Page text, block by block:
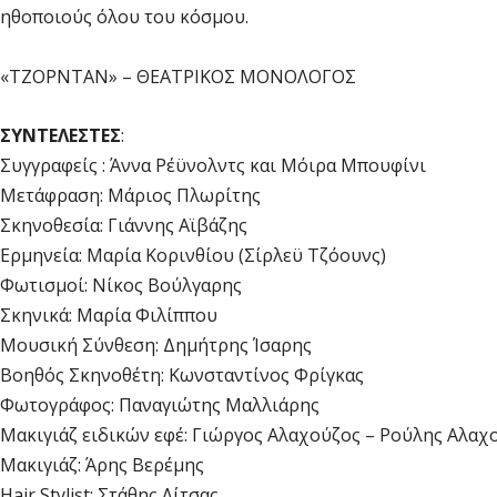
ηθοποιούς όλου του κόσμου.
«ΤΖΟΡΝΤΑΝ» – ΘΕΑΤΡΙΚΟΣ ΜΟΝΟΛΟΓΟΣ
ΣΥΝΤΕΛΕΣΤΕΣ:
Συγγραφείς : Άννα Ρέϋνολντς και Μόιρα Μπουφίνι
Μετάφραση: Μάριος Πλωρίτης
Σκηνοθεσία: Γιάννης Αϊβάζης
Ερμηνεία: Μαρία Κορινθίου (Σίρλεϋ Τζόουνς)
Φωτισμοί: Νίκος Βούλγαρης
Σκηνικά: Μαρία Φιλίππου
Μουσική Σύνθεση: Δημήτρης Ίσαρης
Βοηθός Σκηνοθέτη: Κωνσταντίνος Φρίγκας
Φωτογράφος: Παναγιώτης Μαλλιάρης
Μακιγιάζ ειδικών εφέ: Γιώργος Αλαχούζος – Ρούλης
Μακιγιάζ: Άρης Βερέμης